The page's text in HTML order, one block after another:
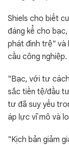
Shiels cho biết
đáng kể cho
phát đình trệ" và
cầu công nghiệp.
"Bạc, với tư
sắc tiền tệ/đầu
tư đã suy yếu
áp lực vĩ mô và
"Kịch bản giảm